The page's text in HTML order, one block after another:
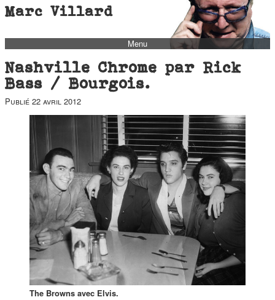
Marc Villard
Menu
biblio
barbès
music
autofiction
interviews
polaroid
famille
blog
short stories
duos
Nashville Chrome par Rick
Bass / Bourgois.
Publié 22 avril 2012
The Browns avec Elvis.